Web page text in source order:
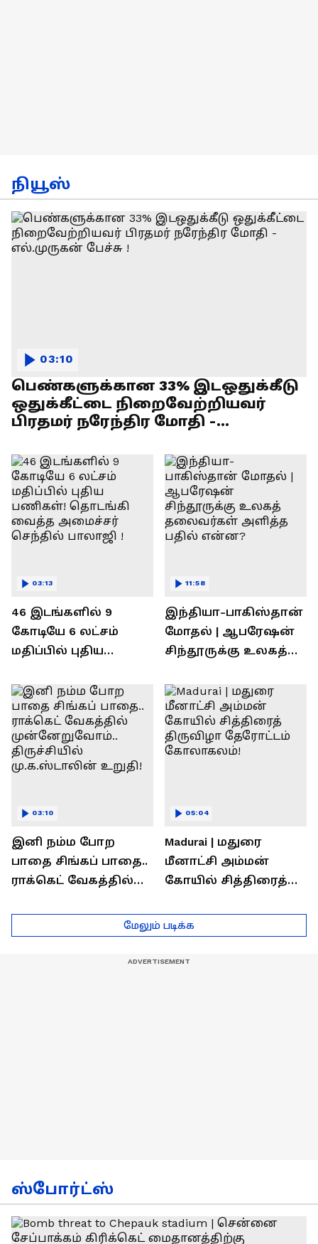
நியூஸ்
பெண்களுக்கான 33% இடஒதுக்கீடு
ஒதுக்கீட்டை நிறைவேற்றியவர்
பிரதமர் நரேந்திர மோதி -
03:10
46 இடங்களில் 9
கோடியே 6 லட்சம்
மதிப்பில் புதிய
வைத்த அமைச்சர்
செந்தில் பாலாஜி !
03:13
இந்தியா-பாகிஸ்தான்
மோதல் | ஆபரேஷன்
சிந்தூருக்கு உலகத்
பதில் என்ன?
11:58
இனி நம்ம போற
பாதை சிங்கப் பாதை..
ராக்கெட் வேகத்தில்
திருச்சியில்
மு.க.ஸ்டாலின் உறுதி!
03:10
Madurai | மதுரை
மீனாட்சி அம்மன்
கோயில் சித்திரைத்
கோலாகலம்!
05:04
மேலும் படிக்க
ஸ்போர்ட்ஸ்